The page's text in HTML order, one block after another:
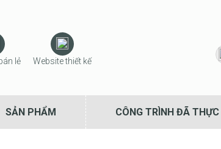
lẻ Website thiết kế
SẢN PHẨM CÔNG TRÌNH ĐÃ THỰC